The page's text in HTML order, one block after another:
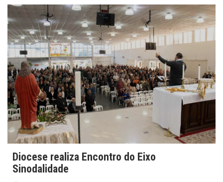
Diocese realiza Encontro do Eixo
Sinodalidade